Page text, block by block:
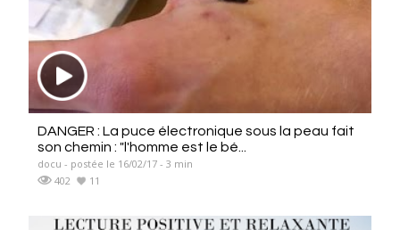
DANGER : La puce électronique sous la peau fait
son chemin : "l'homme est le bé...
docu - postée le 16/02/17 - 3 min
402
11